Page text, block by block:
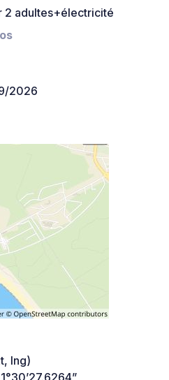
2 adultes+électricité
2026
lng)